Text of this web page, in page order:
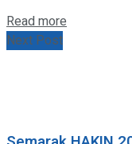
Read more
Next Post